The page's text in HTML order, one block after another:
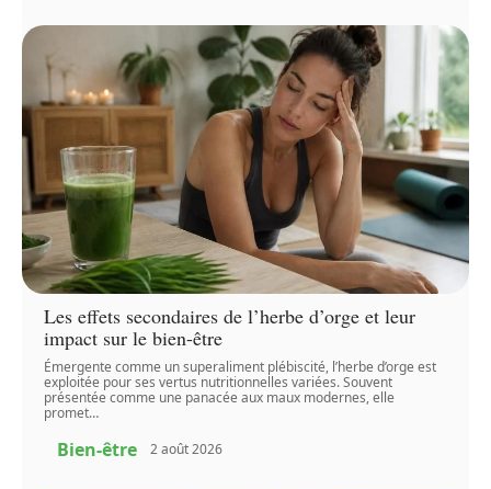
Les effets secondaires de l’herbe d’orge et leur
impact sur le bien-être
Émergente comme un superaliment plébiscité, l’herbe d’orge est
exploitée pour ses vertus nutritionnelles variées. Souvent
présentée comme une panacée aux maux modernes, elle
promet…
Bien-être 2 août 2026